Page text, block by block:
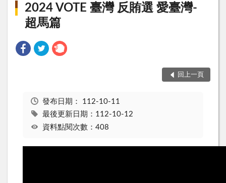
2024 VOTE 臺灣 反賄選 愛臺灣-
超馬篇
回上一頁
發布日期： 112-10-11
最後更新日期：112-10-12
資料點閱次數：408